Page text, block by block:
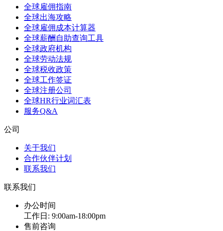
全球雇佣指南
全球出海攻略
全球雇佣成本计算器
全球薪酬自助查询工具
全球政府机构
全球劳动法规
全球税收政策
全球工作签证
全球注册公司
全球HR行业词汇表
服务Q&A
公司
关于我们
合作伙伴计划
联系我们
联系我们
办公时间
工作日: 9:00am-18:00pm
售前咨询